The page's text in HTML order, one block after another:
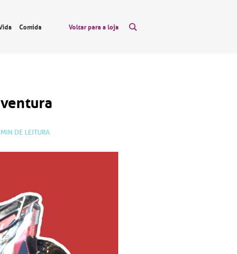
Comida Voltar para a loja
MIN DE LEITURA